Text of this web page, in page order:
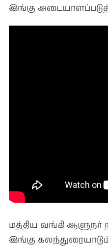
இங்கு
மத்திய வங்கி
இங்கு கலந்துரையாடும்